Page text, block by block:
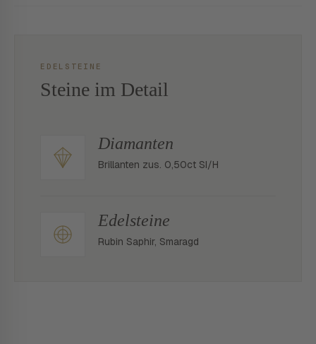
EDELSTEINE
Steine im Detail
Diamanten
Brillanten zus. 0,50ct SI/H
Edelsteine
Rubin Saphir, Smaragd